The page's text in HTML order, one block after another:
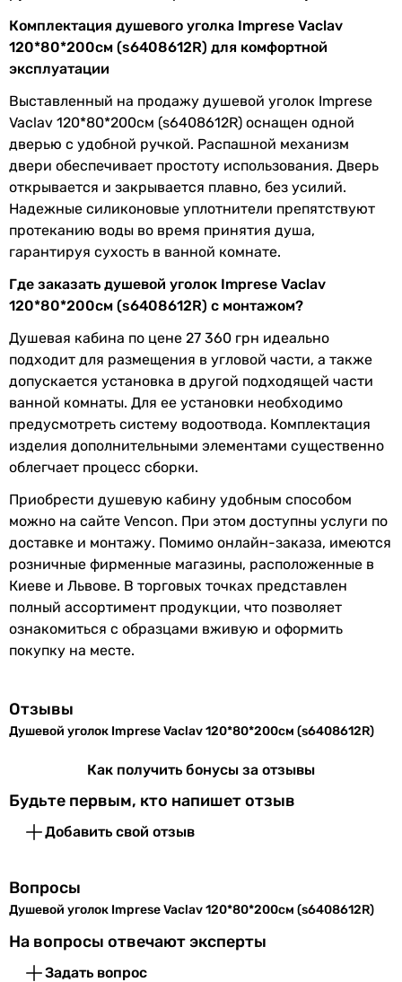
Комплектация душевого уголка Imprese Vaclav
120*80*200см (s6408612R) для комфортной
эксплуатации
Выставленный на продажу душевой уголок Imprese
Vaclav 120*80*200см (s6408612R) оснащен одной
дверью с удобной ручкой. Распашной механизм
двери обеспечивает простоту использования. Дверь
открывается и закрывается плавно, без усилий.
Надежные силиконовые уплотнители препятствуют
протеканию воды во время принятия душа,
гарантируя сухость в ванной комнате.
Где заказать душевой уголок Imprese Vaclav
120*80*200см (s6408612R) с монтажом?
Душевая кабина по цене 27 360 грн идеально
подходит для размещения в угловой части, а также
допускается установка в другой подходящей части
ванной комнаты. Для ее установки необходимо
предусмотреть систему водоотвода. Комплектация
изделия дополнительными элементами существенно
облегчает процесс сборки.
Приобрести душевую кабину удобным способом
можно на сайте Vencon. При этом доступны услуги по
доставке и монтажу. Помимо онлайн-заказа, имеются
розничные фирменные магазины, расположенные в
Киеве и Львове. В торговых точках представлен
полный ассортимент продукции, что позволяет
ознакомиться с образцами вживую и оформить
покупку на месте.
Отзывы
Душевой уголок Imprese Vaclav 120*80*200см (s6408612R)
Как получить бонусы за отзывы
Будьте первым, кто напишет отзыв
Добавить свой отзыв
Вопросы
Душевой уголок Imprese Vaclav 120*80*200см (s6408612R)
На вопросы отвечают эксперты
Задать вопрос